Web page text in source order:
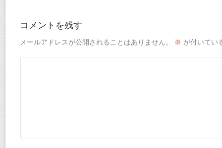
コメントを残す
メールアドレスが公開されることはありません。 ※ が付いてい